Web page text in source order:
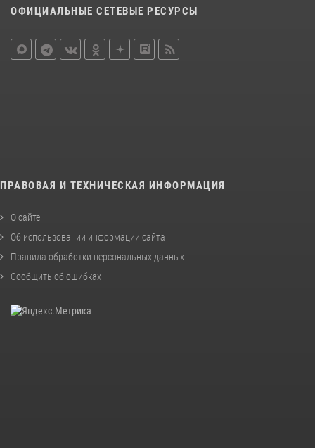
ОФИЦИАЛЬНЫЕ СЕТЕВЫЕ РЕСУРСЫ
ПРАВОВАЯ И ТЕХНИЧЕСКАЯ ИНФОРМАЦИЯ
О сайте
Об использовании информации сайта
Правила обработки персональных данных
Сообщить об ошибках